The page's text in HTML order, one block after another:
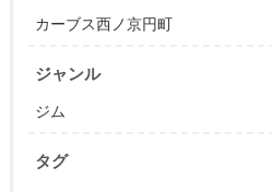
カーブス西ノ京円町
ジャンル
ジム
タグ